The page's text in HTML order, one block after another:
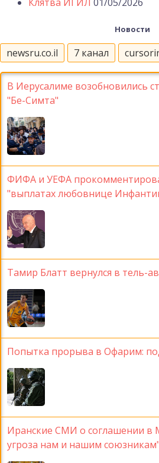
Новости
newsru.co.il 7 канал
В Иерусалиме возобновились
"Бе-Симта"
ФИФА и УЕФА
"выплатах любовнице
Тамир Блатт вернулся в тель-
Попытка прорыва в Офарим:
Иранские СМИ о соглашении в
угроза нам и нашим союзникам"